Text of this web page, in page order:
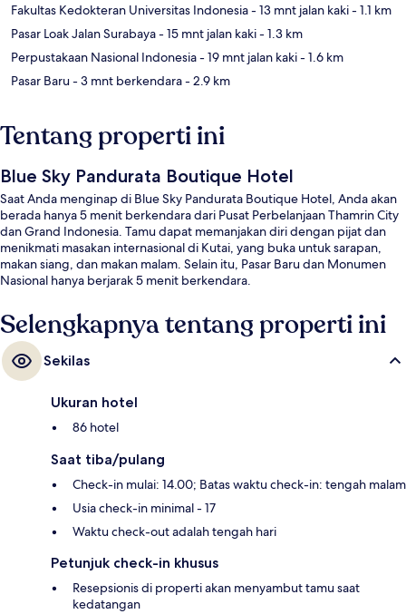
Fakultas Kedokteran Universitas Indonesia- 13 mnt jalan kaki- 1.1 km
Pasar Loak Jalan Surabaya- 15 mnt jalan kaki- 1.3 km
Perpustakaan Nasional Indonesia- 19 mnt jalan kaki- 1.6 km
Pasar Baru- 3 mnt berkendara- 2.9 km
Tentang properti ini
Blue Sky Pandurata Boutique Hotel
Saat Anda menginap di Blue Sky Pandurata Boutique Hotel, Anda akan
berada hanya 5 menit berkendara dari Pusat Perbelanjaan Thamrin City
dan Grand Indonesia. Tamu dapat memanjakan diri dengan pijat dan
menikmati masakan internasional di Kutai, yang buka untuk sarapan,
makan siang, dan makan malam. Selain itu, Pasar Baru dan Monumen
Nasional hanya berjarak 5 menit berkendara.
Selengkapnya tentang properti ini
Sekilas
Ukuran hotel
86 hotel
Saat tiba/pulang
Check-in mulai: 14.00; Batas waktu check-in: tengah malam
Usia check-in minimal - 17
Waktu check-out adalah tengah hari
Petunjuk check-in khusus
Resepsionis di properti akan menyambut tamu saat
kedatangan